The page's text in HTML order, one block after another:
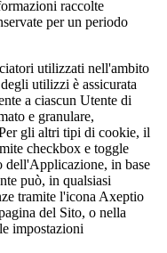
raccolte
per un periodo
utilizzati nell'ambito
utilizzi è assicurata
a ciascun Utente di
e granulare,
gli altri tipi di cookie, il
checkbox e toggle
dell'Applicazione, in base
può, in qualsiasi
tramite l'icona Axeptio
del Sito, o nella
impostazioni